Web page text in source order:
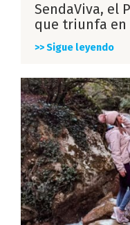
SendaViva, el
que triunfa en
>> Sigue leyendo